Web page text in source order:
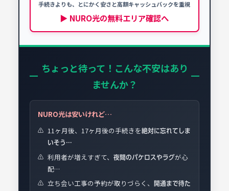
NURO光を契約する場合、以下の時期に必ず手続
📅 開通予定日を選択
手続きよりも、とにかく安さと高額キャッシュバックを重視
▶ NURO光の無料エリア確認へ
ちょっと待って！こんな不安はあり
ませんか？
NURO光は安いけれど…
⚠️ 11ヶ月後、17ヶ月後の手続きを絶対に忘れてしま
いそう…
⚠️ 利用者が増えすぎて、夜間のパケロスやラグが心
配…
⚠️ 立ち会い工事の予約が取りづらく、開通まで待た